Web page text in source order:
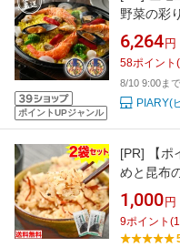
ポイントUPジャンル
野菜の彩
り野菜 洋
ホームパ
ギフト プ
婚内祝い
6,264 円
58ポイント (
8/10 9:00ま
PIARY(
[PR]
【
めと昆布
【8/11
1,000 円
9ポイント (1